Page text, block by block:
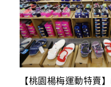
【桃園楊梅運動特賣